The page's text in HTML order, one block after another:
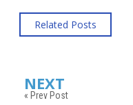
Related Posts
NEXT
« Prev Post